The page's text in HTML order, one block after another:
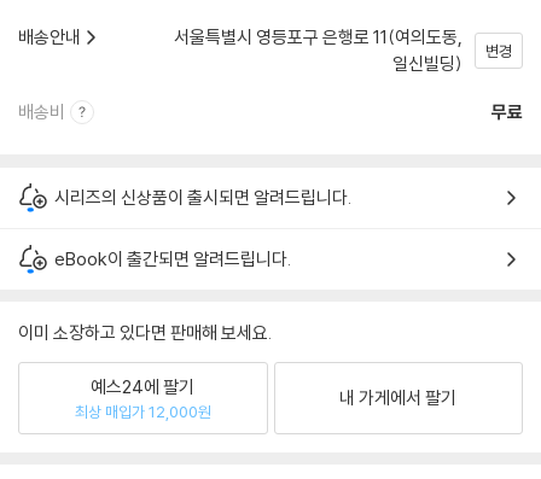
배송안내
서울특별시 영등포구 은행로 11(여의도동,
일신빌딩)
변경
배송비 무료
시리즈의 신상품이 출시되면 알려드립니다.
eBook이 출간되면 알려드립니다.
이미 소장하고 있다면 판매해 보세요.
예스24에 팔기
최상 매입가 12,000원
내 가게에서 팔기